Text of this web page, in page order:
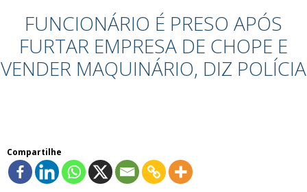
FUNCIONÁRIO É PRESO APÓS
FURTAR EMPRESA DE CHOPE E
VENDER MAQUINÁRIO, DIZ POLÍCIA
Compartilhe